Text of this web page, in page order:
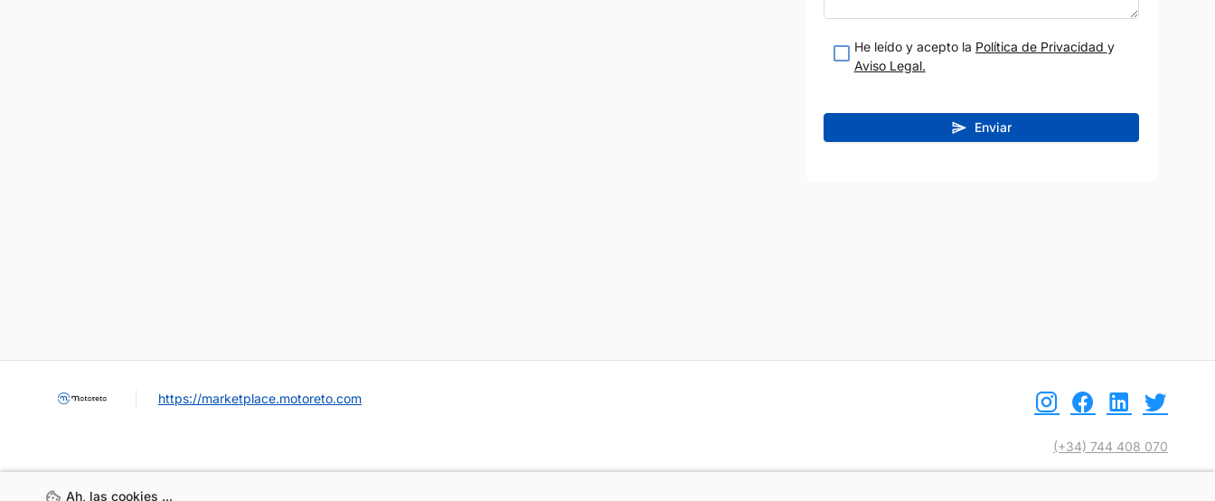
He leído y acepto la Política de Privacidad y
Aviso Legal.
Enviar
Ah, las cookies ...
Ah, las cookies ...
https://marketplace.motoreto.com
(+34) 744 408 070
info@motoreto.com